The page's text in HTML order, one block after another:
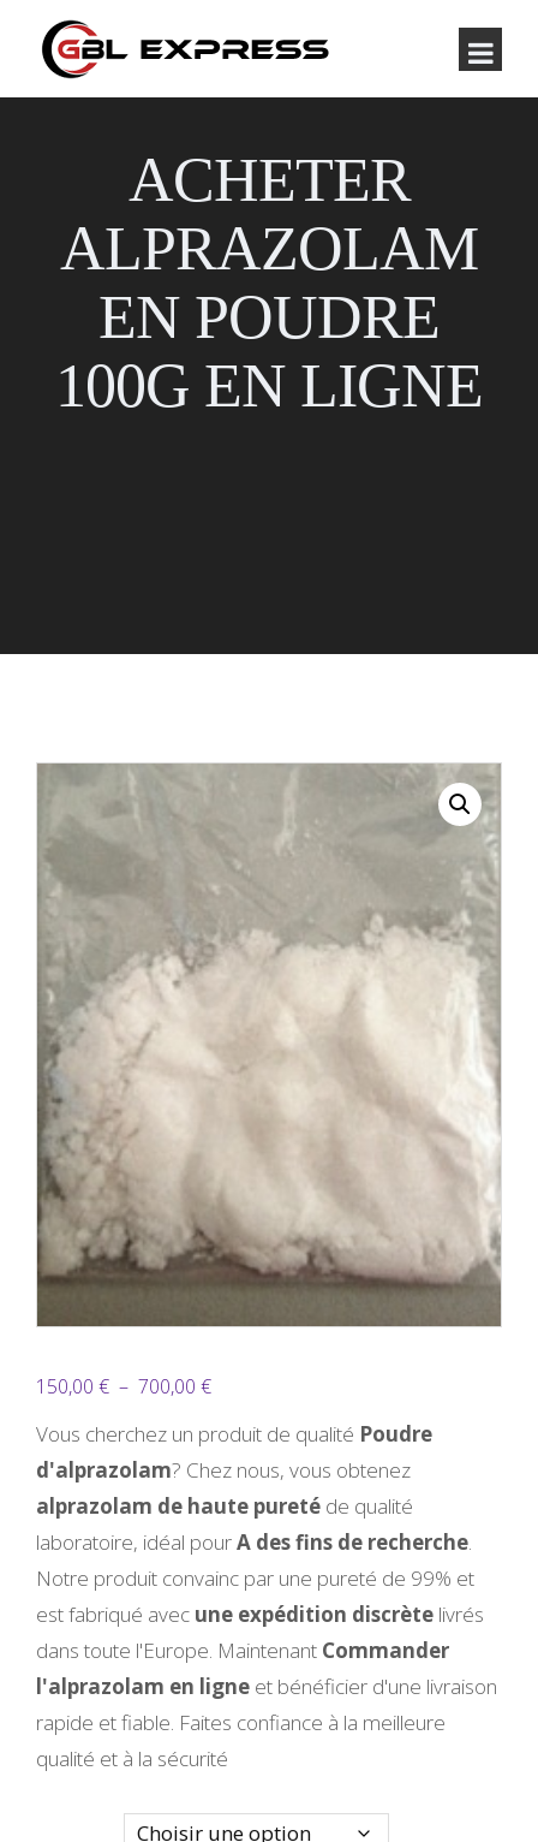
ACHETER
ALPRAZOLAM
EN POUDRE
100G EN LIGNE
150,00 € – 700,00 €Plage
150,00 €
700,00 €
Vous cherchez un produit de qualité Poudre
d'alprazolam? Chez nous, vous obtenez
alprazolam de haute pureté de qualité
laboratoire, idéal pourA des fins de recherche.
Notre produit convainc par une pureté de 99% et
est fabriqué avec une expédition discrète livrés
dans toute l'Europe. Maintenant Commander
l'alprazolam en ligne et bénéficier d'une livraison
rapide et fiable. Faites confiance à la meilleure
qualité et à la sécurité